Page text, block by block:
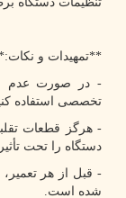
**تمهیدات و
- در صورت عدم
تخصصی استفاده
- هرگز قطعات
دستگاه را تحت
- قبل از هر
شده است.